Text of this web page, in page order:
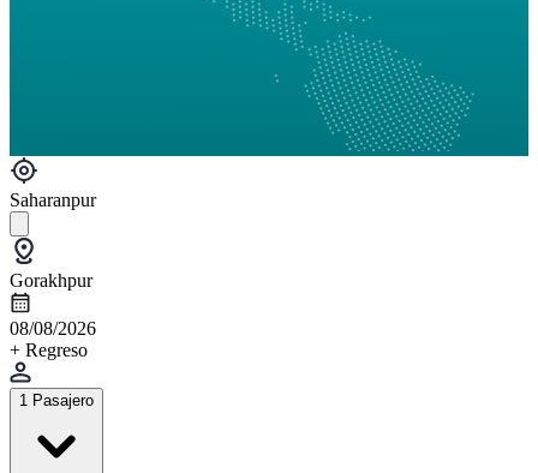
Saharanpur
Gorakhpur
08/08/2026
+ Regreso
1 Pasajero